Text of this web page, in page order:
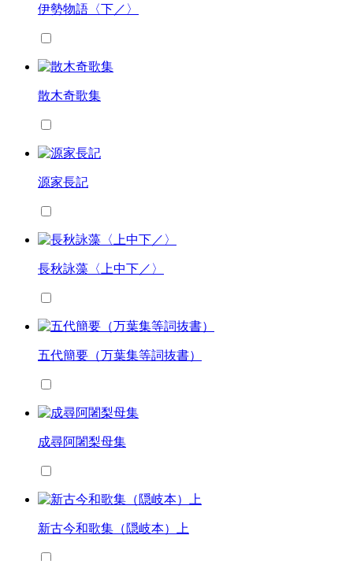
伊勢物語〈下／〉
散木奇歌集
源家長記
長秋詠藻〈上中下／〉
五代簡要（万葉集等詞抜書）
成尋阿闍梨母集
新古今和歌集（隠岐本）上